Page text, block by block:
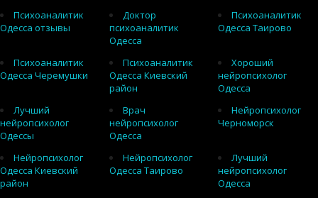
Психоаналитик
Одесса отзывы
Доктор
психоаналитик
Одесса
Психоаналитик
Одесса Таирово
Психоаналитик
Одесса Черемушки
Психоаналитик
Одесса Киевский
район
Хороший
нейропсихолог
Одесса
Лучший
нейропсихолог
Одессы
Врач
нейропсихолог
Одесса
Нейропсихолог
Черноморск
Нейропсихолог
Одесса Киевский
район
Нейропсихолог
Одесса Таирово
Лучший
нейропсихолог
Одесса